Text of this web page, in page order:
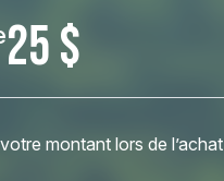
25 $
montant lors de l’achat